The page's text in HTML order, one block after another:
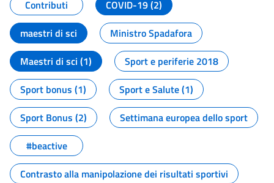
Contributi
COVID-19 (2)
maestri di sci
Ministro Spadafora
Maestri di sci (1)
Sport e periferie 2018
Sport bonus (1)
Sport e Salute (1)
Sport Bonus (2)
Settimana europea dello sport
#beactive
Contrasto alla manipolazione dei risultati sportivi